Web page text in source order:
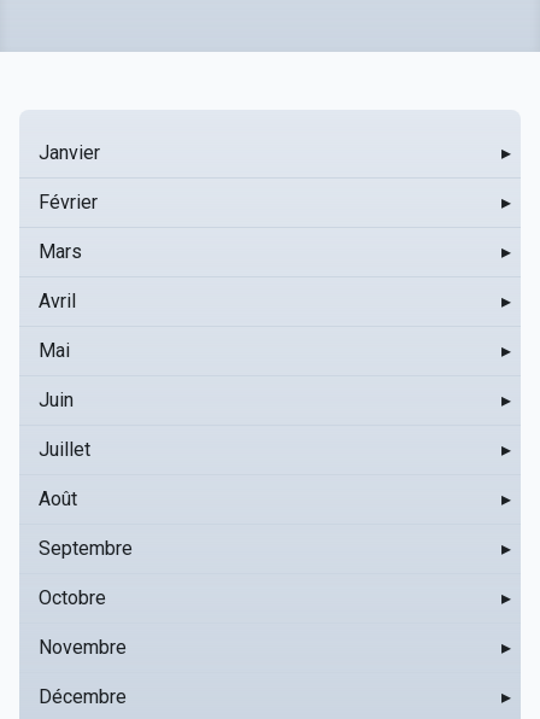
Janvier ▸
Février ▸
Mars ▸
Avril ▸
Mai ▸
Juin ▸
Juillet ▸
Août ▸
Septembre ▸
Octobre ▸
Novembre ▸
Décembre ▸